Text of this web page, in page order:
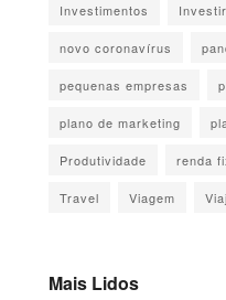
Investimentos Investir
novo coronavírus
pequenas empresas
plano de marketing
Produtividade renda
Travel Viagem
Mais Lidos